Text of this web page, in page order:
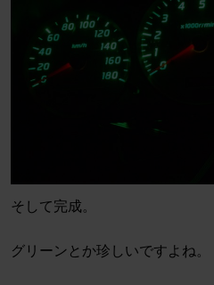
そして完成。
グリーンとか珍しいですよね。